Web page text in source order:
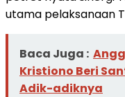
utama pelaksanaan
Baca Juga :
Kristiono Beri
Adik-adiknya